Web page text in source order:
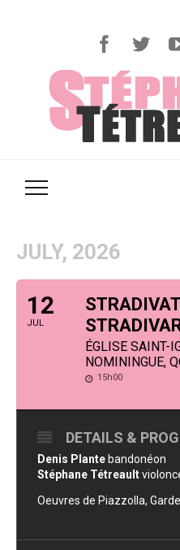
JULY, 2026
12
JUL
ÉGLISE SAINT-
NOMININGUE,
15h00
DETAILS &
Denis Plante bandonéon
Stéphane Tétreault
Oeuvres de Piazzolla,